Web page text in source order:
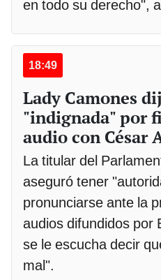
en todo su derecho",
18:49
Lady Camones
"indignada" por
audio con César
La titular del
aseguró tener
pronunciarse ante la
audios difundidos por
se le escucha decir
mal".